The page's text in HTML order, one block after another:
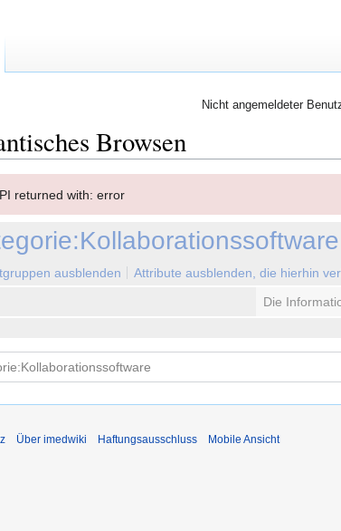
Nicht angemeldeter
Browsen
returned with: error
ausblenden
Attribute ausblenden, die hierhin
Die
Über imedwiki Haftungsausschluss Mobile Ansicht